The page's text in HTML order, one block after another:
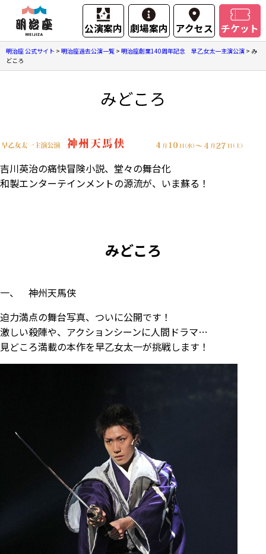
公演案内 劇場案内 アクセス チケット
明治座 公式サイト > 明治座過去公演一覧 > 明治座創業140周年記念 早乙女太一主演公演 > み
どころ
みどころ
吉川英治の痛快冒険小説、堂々の舞台化
和製エンターテインメントの源流が、いま蘇る！
みどころ
一、 神州天馬侠
迫力満点の舞台写真、ついに公開です！
激しい殺陣や、アクションシーンに人間ドラマ…
見どころ満載の本作を早乙女太一が挑戦します！